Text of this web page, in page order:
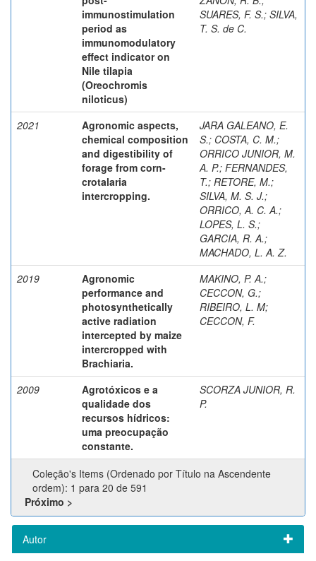
immunostimulation
period as
immunomodulatory
effect indicator on
Nile tilapia
(Oreochromis
niloticus)
SUARES, F. S.; SILVA,
T. S. de C.
2021
Agronomic aspects,
chemical composition
and digestibility of
forage from corn-
crotalaria
intercropping.
JARA GALEANO, E.
S.; COSTA, C. M.;
ORRICO JUNIOR, M.
A. P.; FERNANDES,
T.; RETORE, M.;
SILVA, M. S. J.;
ORRICO, A. C. A.;
LOPES, L. S.;
GARCIA, R. A.;
MACHADO, L. A. Z.
2019
Agronomic
performance and
photosynthetically
active radiation
intercepted by maize
intercropped with
Brachiaria.
MAKINO, P. A.;
CECCON, G.;
RIBEIRO, L. M;
CECCON, F.
2009
Agrotóxicos e a
qualidade dos
recursos hídricos:
uma preocupação
constante.
SCORZA JUNIOR, R.
P.
Coleção's Items (Ordenado por Título na Ascendente
ordem): 1 para 20 de 591
Próximo >
Autor